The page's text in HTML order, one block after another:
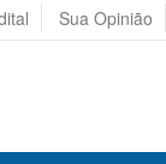
Sua Opinião